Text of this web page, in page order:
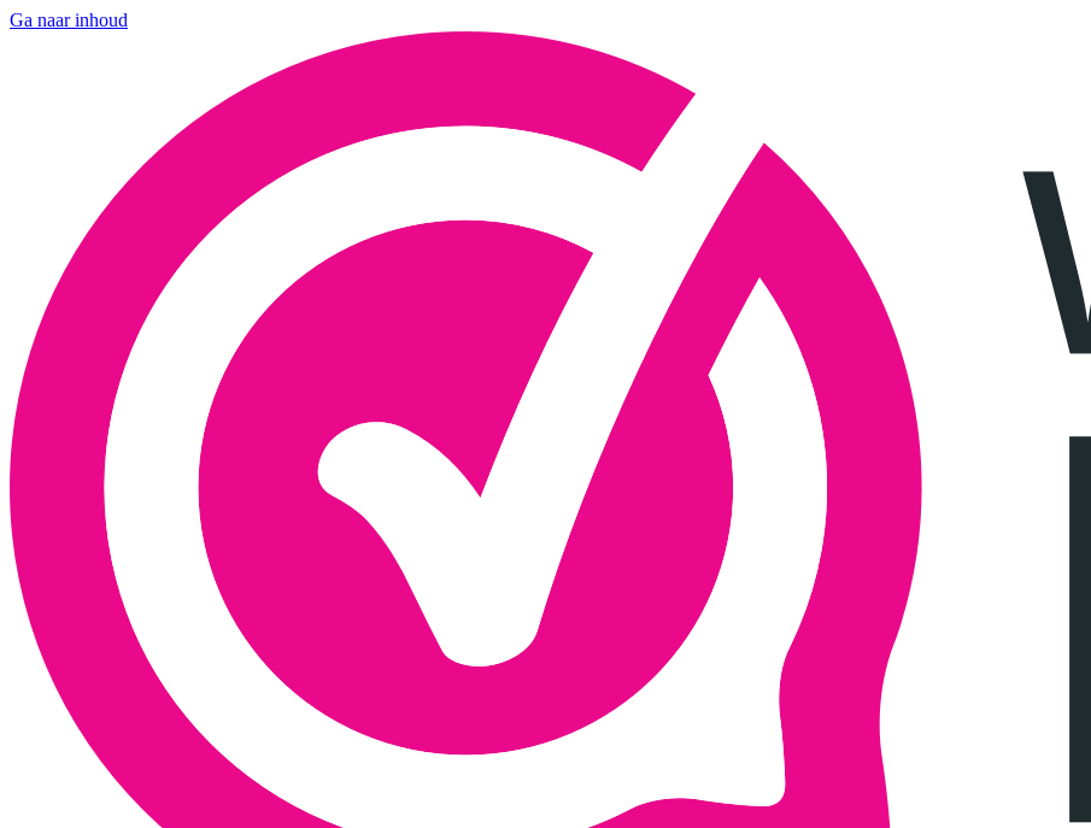
Ga naar inhoud